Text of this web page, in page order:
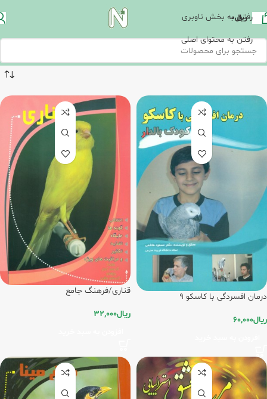
رفتن به بخش ناوبری
رفتن به محتوای اصلی
ریال0
درمان افسردگی با کاسکو 9
ریال60,000
قناری/فرهنگ جامع
ریال32,000